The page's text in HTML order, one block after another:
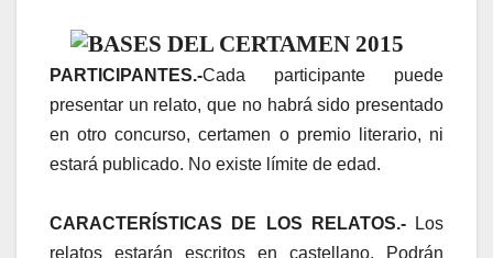
BASES DEL CERTAMEN 2015
PARTICIPANTES.-Cada participante puede
presentar un relato, que no habrá sido presentado
en otro concurso, certamen o premio literario, ni
estará publicado. No existe límite de edad.
CARACTERÍSTICAS DE LOS RELATOS.-
Los
relatos estarán escritos en castellano. Podrán